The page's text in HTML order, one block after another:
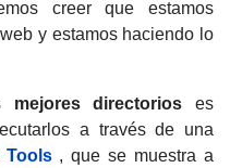
creer que estamos
y estamos haciendo lo
mejores directorios es
a través de una
Tools, que se muestra a